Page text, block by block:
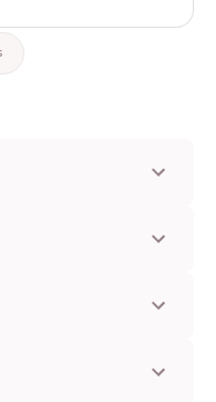
incluidas opciones sin
un número de